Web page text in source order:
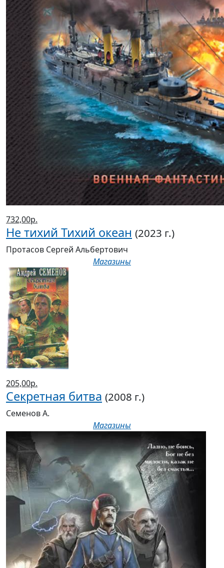
732,00р.
Не тихий Тихий океан (2023 г.)
Протасов Сергей Альбертович
Магазины
205,00р.
Секретная битва (2008 г.)
Семенов А.
Магазины